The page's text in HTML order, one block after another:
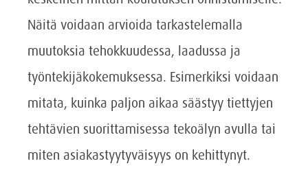
Näitä voidaan arvioida tarkastelemalla
muutoksia tehokkuudessa, laadussa ja
työntekijäkokemuksessa. Esimerkiksi voidaan
mitata, kuinka paljon aikaa säästyy tiettyjen
tehtävien suorittamisessa tekoälyn avulla tai
miten asiakastyytyväisyys on kehittynyt.